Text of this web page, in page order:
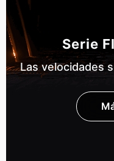
Serie
Las velocidades